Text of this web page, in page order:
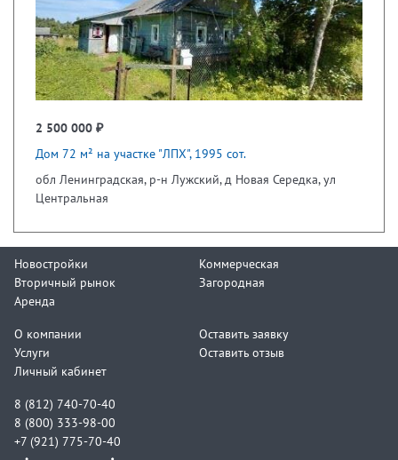
2 500 000 ₽
Дом 72 м² на участке "ЛПХ", 1995 сот.
обл Ленинградская, р-н Лужский, д Новая Середка, ул
Центральная
Новостройки
Вторичный рынок
Аренда
Коммерческая
Загородная
О компании
Услуги
Личный кабинет
Оставить заявку
Оставить отзыв
8 (812) 740-70-40
8 (800) 333-98-00
+7 (921) 775-70-40